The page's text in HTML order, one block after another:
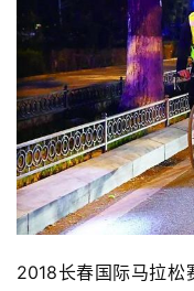
观
察
装
备
训
2018长春国际马拉松